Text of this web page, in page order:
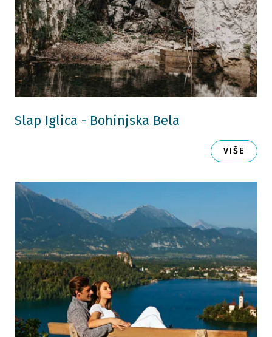
Slap Iglica - Bohinjska Bela
VIŠE